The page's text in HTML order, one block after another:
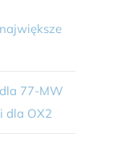
77-MW
dla OX2